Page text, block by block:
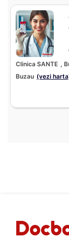
Clinica SANTE ,
Buzau (vezi